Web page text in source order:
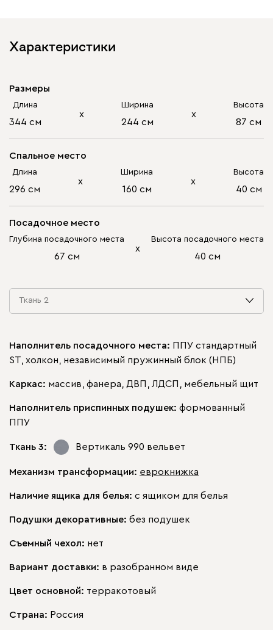
Характеристики
Размеры
Длина
344 см
х
Ширина
244 см
х
Высота
87 см
Спальное место
Длина
296 см
х
Ширина
160 см
х
Высота
40 см
Посадочное место
Глубина посадочного места
67 см
х
Высота посадочного места
40 см
Ткань 2
Наполнитель посадочного места: ППУ стандартный
ST, холкон, независимый пружинный блок (НПБ)
Каркас: массив, фанера, ДВП, ЛДСП, мебельный щит
Наполнитель приспинных подушек: формованный
ППУ
Ткань 3: Вертикаль 990 вельвет
Механизм трансформации: еврокнижка
Наличие ящика для белья: с ящиком для белья
Подушки декоративные: без подушек
Съемный чехол: нет
Вариант доставки: в разобранном виде
Цвет основной: терракотовый
Страна: Россия